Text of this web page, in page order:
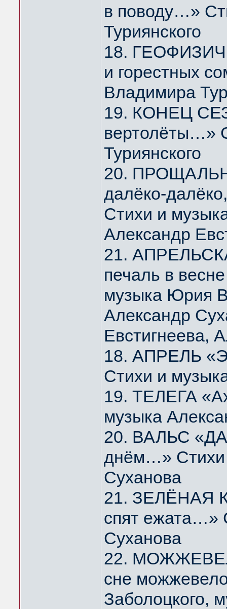
в поводу…»
Туриянского
18.
и горестных
Владимира
19. КОНЕЦ
вертолёты…»
Туриянского
20.
далёко-
Стихи и
Александр
21.
печаль в
музыка Юрия
Александр
Евстигнеева,
18. АПРЕЛЬ
Стихи и
19. ТЕЛЕГА
музыка
20. ВАЛЬС «ДА
днём…» Стихи
Суханова
21. ЗЕЛЁНАЯ
спят ежата…»
Суханова
22.
сне
Заболоцкого,